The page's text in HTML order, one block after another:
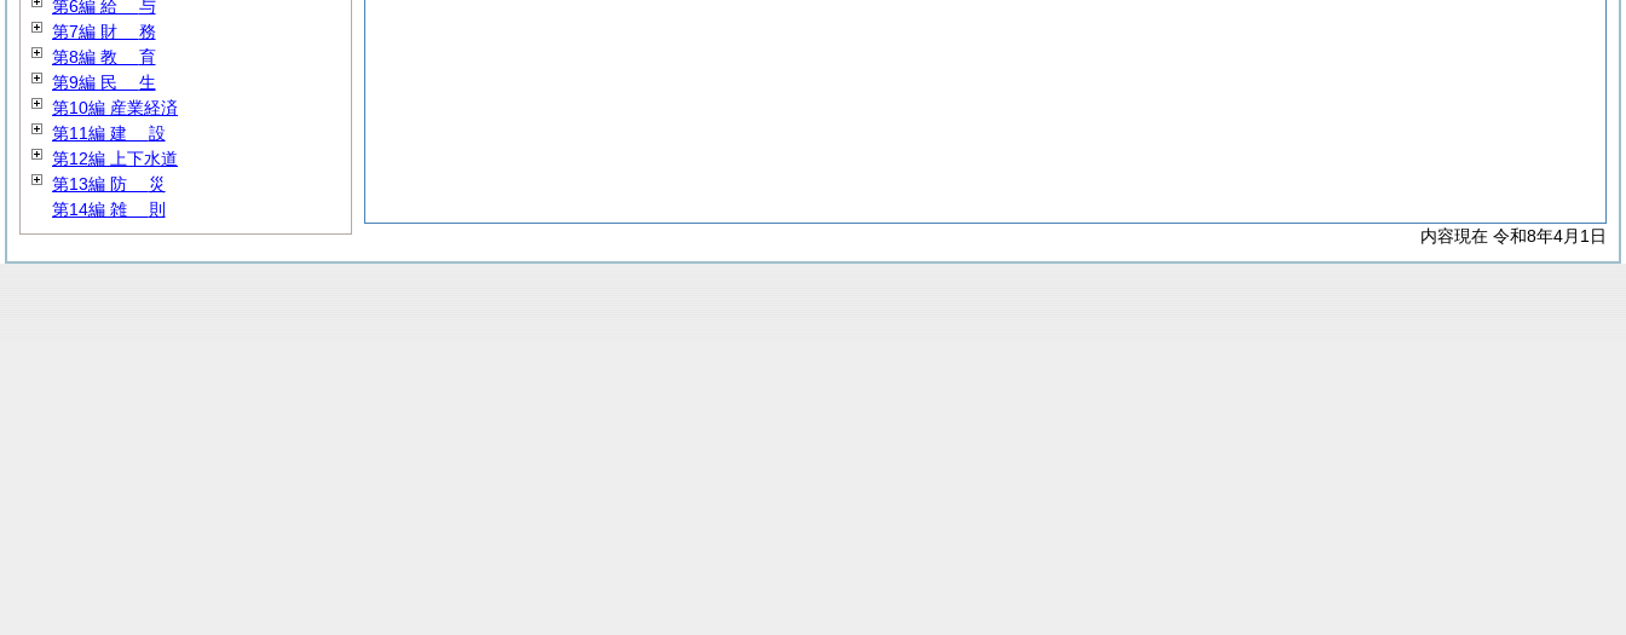
内容現在 令和8年4月1日
第6編 給 与
第7編 財 務
第8編 教 育
第9編 民 生
第10編 産業経済
第11編 建 設
第12編 上下水道
第13編 防 災
第14編 雑 則